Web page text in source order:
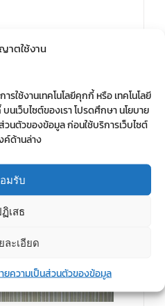
าตใช้งาน
ใช้งานเทคโนโลยีคุกกี้ หรือ เทคโนโลยี
เว็บไซต์ของเรา โปรดศึกษา นโยบาย
วนตัวของข้อมูล ก่อนใช้บริการเว็บไซต์
ค์ด้านล่าง
มรับ
เสธ
ละเอียด
ยความเป็นส่วนตัวของข้อมูล